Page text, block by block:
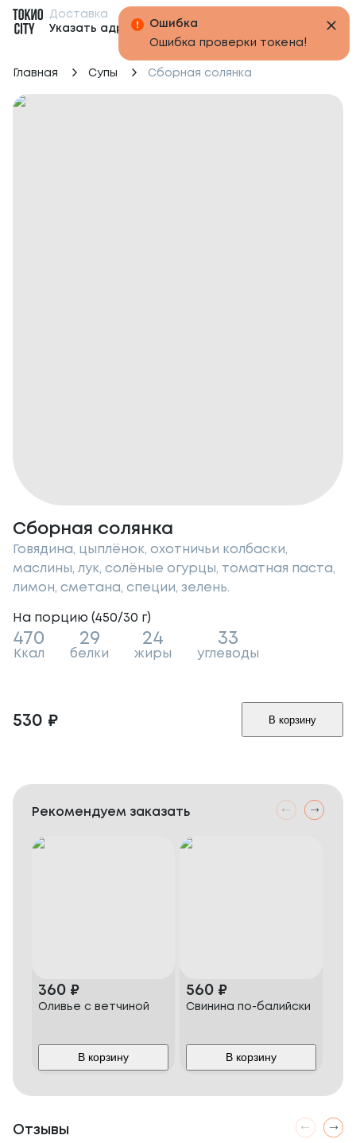
Доставка
Указать адрес
Главная Супы Сборная солянка
Сборная солянка
Говядина, цыплёнок, охотничьи колбаски,
маслины, лук, солёные огурцы, томатная паста,
лимон, сметана, специи, зелень.
На порцию (450/30 г)
470
Ккал
29
белки
24
жиры
33
углеводы
530 ₽ В корзину
Рекомендуем заказать
360 ₽
Оливье с ветчиной
В корзину
560 ₽
Свинина по-балийски
В корзину
Отзывы